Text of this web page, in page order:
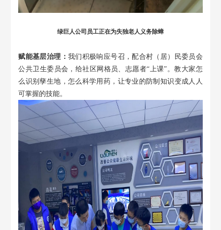
绿巨人公司员工正在为失独老人义务除蟑
赋能基层治理： 我们积极响应号召，配合村（居）民委员会
公共卫生委员会，给社区网格员、志愿者“上课”。教大家怎
么识别孳生地，怎么科学用药，让专业的防制知识变成人人
可掌握的技能。